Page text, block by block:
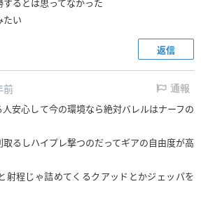
るとは思ってなかった
たい
返信
前 通報
安心して今の環境なら絶対バレルはナーフの
るしハイプレ撃つのだってギアの自由度が高
射程じゃ詰めてくるクアッドとかジェッパを